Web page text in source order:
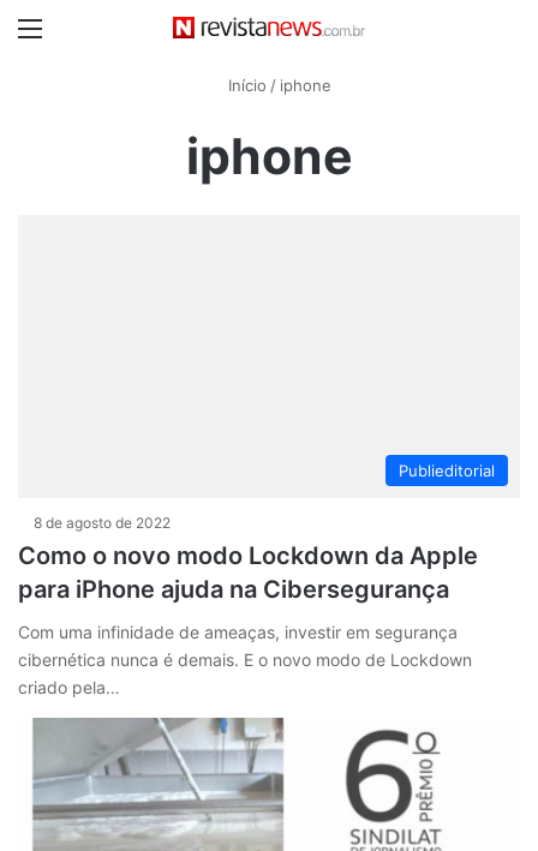
Início / iphone
iphone
Publieditorial
8 de agosto de 2022
Como o novo modo Lockdown da Apple
para iPhone ajuda na Cibersegurança
Com uma infinidade de ameaças, investir em segurança
cibernética nunca é demais. E o novo modo de Lockdown
criado pela…